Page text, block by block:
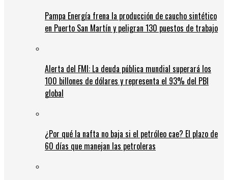
Pampa Energía frena la producción de caucho sintético
en Puerto San Martín y peligran 130 puestos de trabajo
Alerta del FMI: La deuda pública mundial superará los
100 billones de dólares y representa el 93% del PBI
global
¿Por qué la nafta no baja si el petróleo cae? El plazo de
60 días que manejan las petroleras